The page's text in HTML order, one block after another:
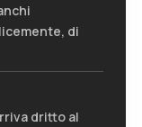
di
dritto al